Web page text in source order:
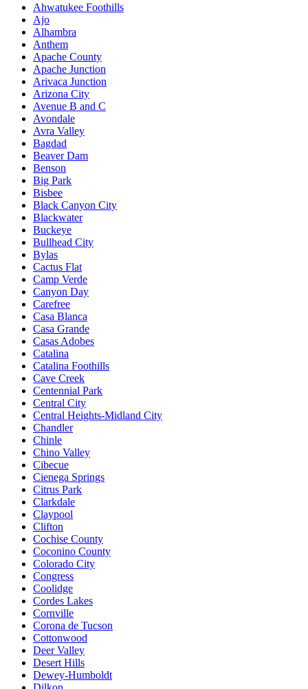
Ahwatukee Foothills
Ajo
Alhambra
Anthem
Apache County
Apache Junction
Arivaca Junction
Arizona City
Avenue B and C
Avondale
Avra Valley
Bagdad
Beaver Dam
Benson
Big Park
Bisbee
Black Canyon City
Blackwater
Buckeye
Bullhead City
Bylas
Cactus Flat
Camp Verde
Canyon Day
Carefree
Casa Blanca
Casa Grande
Casas Adobes
Catalina
Catalina Foothills
Cave Creek
Centennial Park
Central City
Central Heights-Midland City
Chandler
Chinle
Chino Valley
Cibecue
Cienega Springs
Citrus Park
Clarkdale
Claypool
Clifton
Cochise County
Coconino County
Colorado City
Congress
Coolidge
Cordes Lakes
Cornville
Corona de Tucson
Cottonwood
Deer Valley
Desert Hills
Dewey-Humboldt